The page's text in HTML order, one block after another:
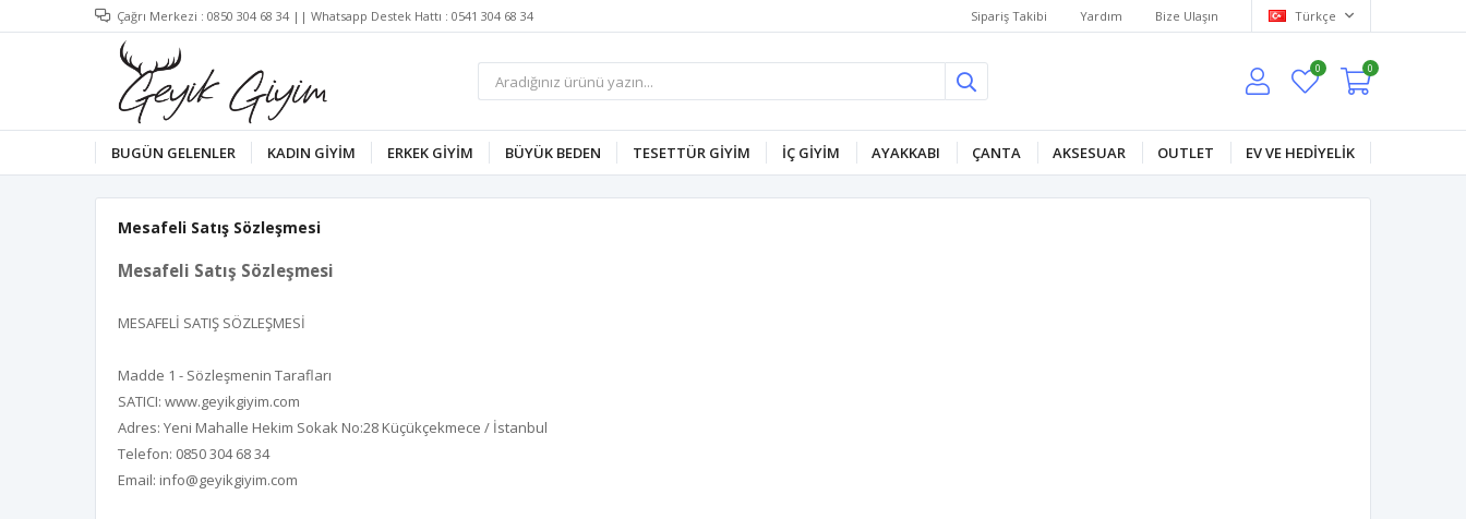
Çağrı Merkezi : 0850 304 68 34 || Whatsapp Destek Hattı : 0541 304 68 34 Sipariş Takibi Yardım Bize Ulaşın Türkçe
0 0
BUGÜN GELENLER KADIN GİYİM ERKEK GİYİM BÜYÜK BEDEN TESETTÜR GİYİM İÇ GİYİM AYAKKABI ÇANTA AKSESUAR OUTLET EV VE HEDİYELİK
Mesafeli Satış Sözleşmesi
Mesafeli Satış Sözleşmesi
MESAFELİ SATIŞ SÖZLEŞMESİ
Madde 1 - Sözleşmenin Tarafları
SATICI: www.geyikgiyim.com
Adres: Yeni Mahalle Hekim Sokak No:28 Küçükçekmece / İstanbul
Telefon: 0850 304 68 34
Email: info@geyikgiyim.com